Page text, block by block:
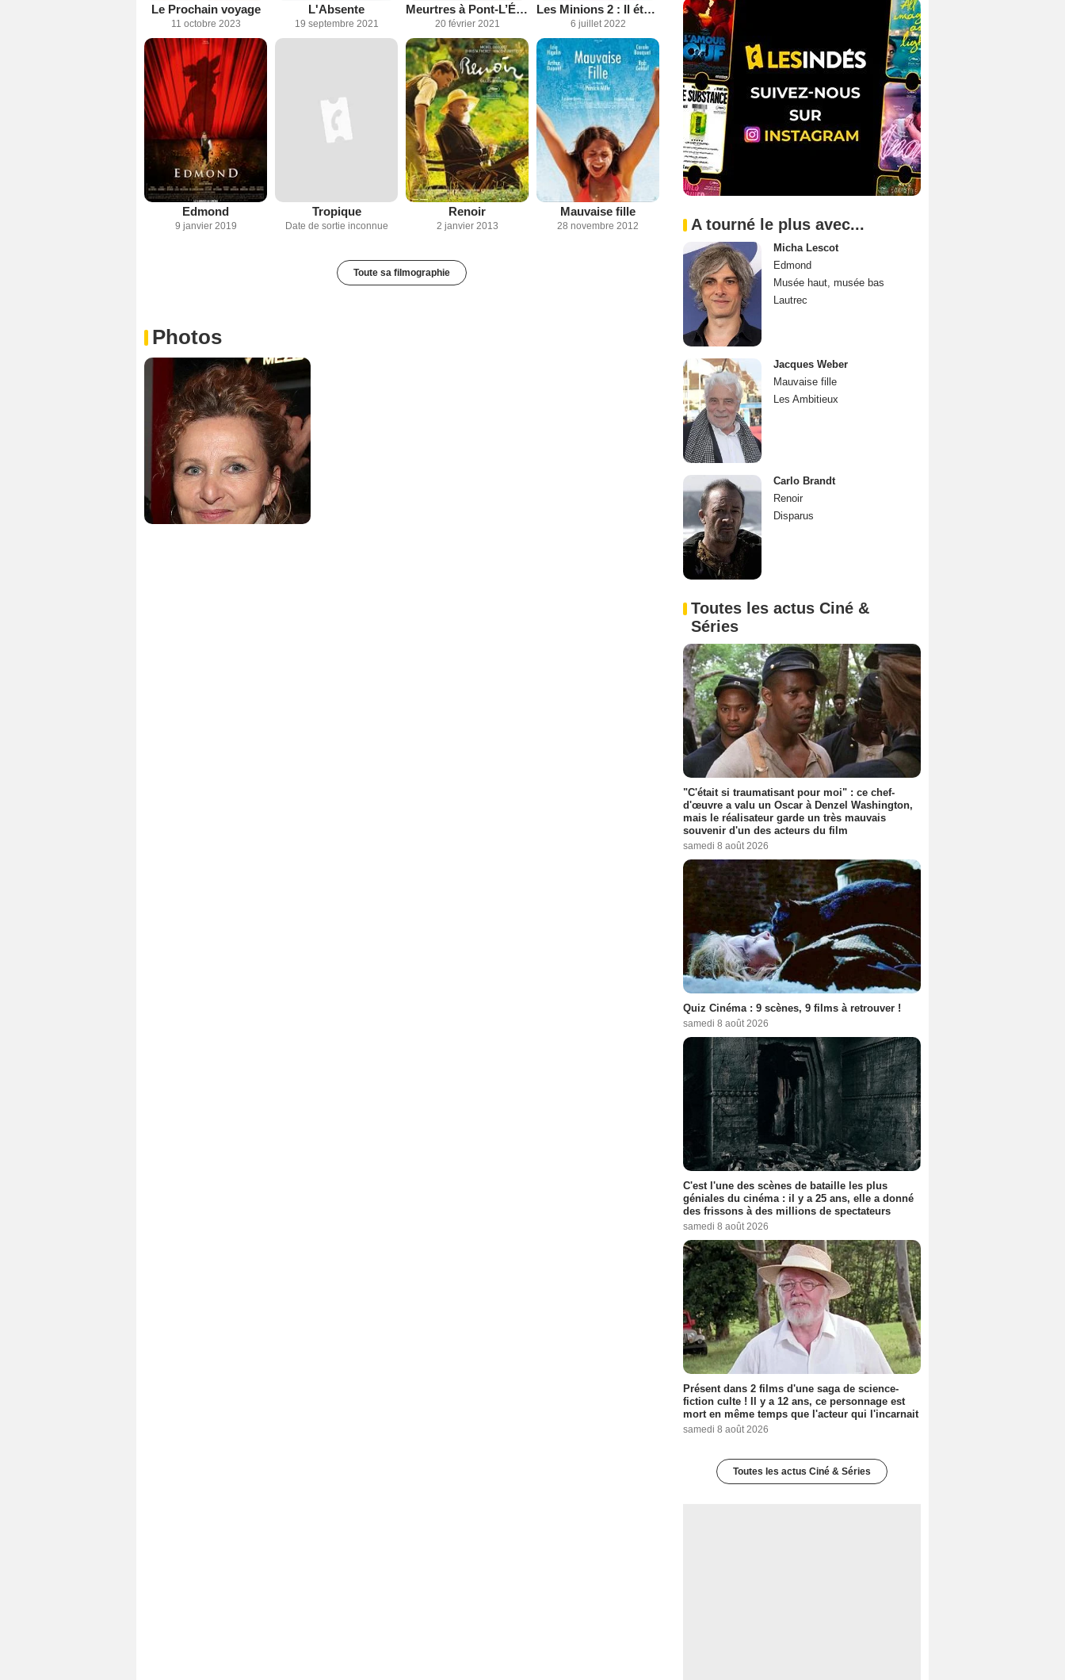
Le Prochain voyage
11 octobre 2023
L'Absente
19 septembre 2021
Meurtres à Pont-L’Évêque
20 février 2021
Les Minions 2 : Il était une fois Gru
6 juillet 2022
Edmond
9 janvier 2019
Tropique
Date de sortie inconnue
Renoir
2 janvier 2013
Mauvaise fille
28 novembre 2012
Toute sa filmographie
Photos
A tourné le plus avec...
Micha Lescot
Edmond
Musée haut, musée bas
Lautrec
Jacques Weber
Mauvaise fille
Les Ambitieux
Carlo Brandt
Renoir
Disparus
Toutes les actus Ciné &
Séries
"C'était si traumatisant pour moi" : ce chef-
d'œuvre a valu un Oscar à Denzel Washington,
mais le réalisateur garde un très mauvais
souvenir d'un des acteurs du film
samedi 8 août 2026
Quiz Cinéma : 9 scènes, 9 films à retrouver !
samedi 8 août 2026
C'est l'une des scènes de bataille les plus
géniales du cinéma : il y a 25 ans, elle a donné
des frissons à des millions de spectateurs
samedi 8 août 2026
Présent dans 2 films d'une saga de science-
fiction culte ! Il y a 12 ans, ce personnage est
mort en même temps que l'acteur qui l'incarnait
samedi 8 août 2026
Toutes les actus Ciné & Séries